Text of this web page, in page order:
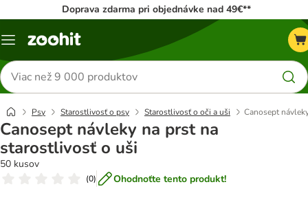
Doprava zdarma pri objednávke nad 49€**
Kategórie
Hľadať
produkty
Psy Starostlivosť o psy Starostlivosť o oči a uši Canosept
Canosept návleky na prst na
starostlivosť o uši
50 kusov
(0) Ohodnoťte tento produkt!